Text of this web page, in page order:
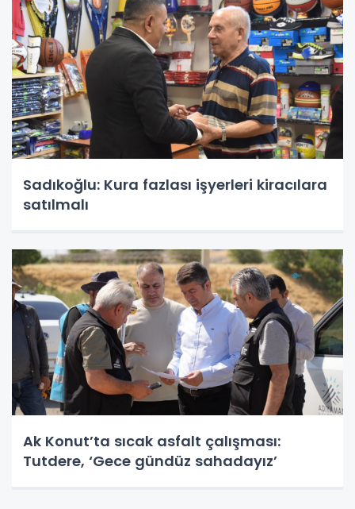
Sadıkoğlu: Kura fazlası işyerleri kiracılara
satılmalı
Ak Konut’ta sıcak asfalt çalışması:
Tutdere, ‘Gece gündüz sahadayız’